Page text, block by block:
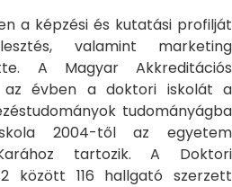
a képzési és kutatási profilját
valamint marketing
A Magyar Akkreditációs
az évben a doktori iskolát a
tudományágba
2004-től az egyetem
tartozik. A Doktori
között 116 hallgató szerzett